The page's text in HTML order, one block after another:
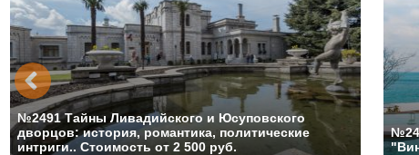
№2491Тайны Ливадийского и Юсуповского
дворцов: история, романтика, политические
интриги.. Стоимость от 2 500 руб.